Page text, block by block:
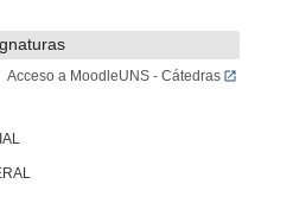
Acceso a MoodleUNS - Cátedras